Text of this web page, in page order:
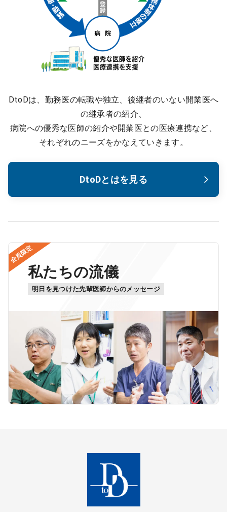
DtoDは、勤務医の転職や独立、後継者のいない開業医へ
の継承者の紹介、
病院への優秀な医師の紹介や開業医との医療連携など、
それぞれのニーズをかなえていきます。
DtoDとはを見る
会員限定
私たちの流儀
明日を見つけた先輩医師からのメッセージ